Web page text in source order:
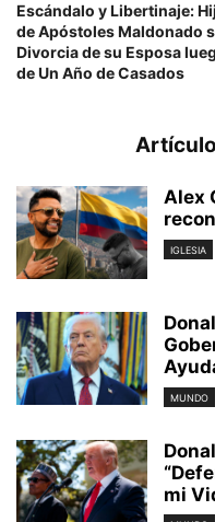
Escándalo y Libertinaje:
de Apóstoles Maldonado
Divorcia de su Esposa
de Un Año de Casados
Alex
IGLESIA
MUNDO
mi